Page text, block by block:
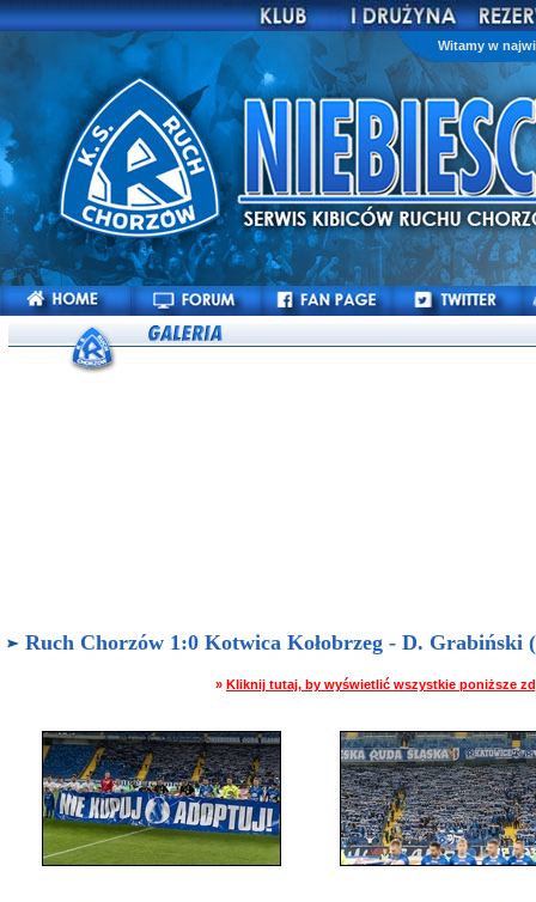
Witamy w
Ruch Chorzów 1:0 Kotwica Kołobrzeg - D. Grabiński
» Kliknij tutaj, by wyświetlić wszystkie poniższe